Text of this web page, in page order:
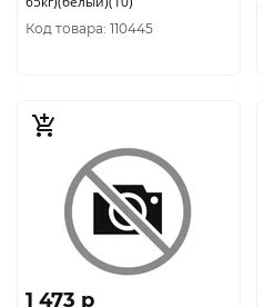
Код товара: 110445
1 473 p